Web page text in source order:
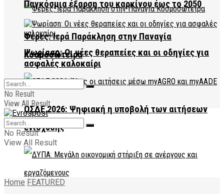
Φέρες: Ιερά Παράκληση στην Παναγία
Κοσμοσώτειρα
ΟΣΔΕ 2026: Ψηφιακή η υποβολή των αιτήσεων
ενίσχυσης
Παγκόσμια έξαρση του καρκίνου έως το 2050
Ψωρίαση: Οι νέες θεραπείες και οι οδηγίες για
ασφαλές καλοκαίρι
No Result
View All Result
No Result
View All Result
Home FEATURED